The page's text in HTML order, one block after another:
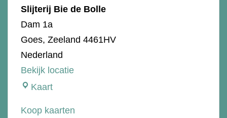
Slijterij Bie de Bolle
Dam 1a
Goes, Zeeland 4461HV
Nederland
Bekijk locatie
KaartSlijterij
de
Koop kaarten